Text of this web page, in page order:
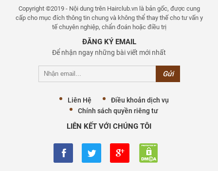
Copyright ©2019 - Nội dung trên Hairclub.vn là bản gốc, được cung
cấp cho mục đích thông tin chung và không thể thay thế cho tư vấn y
tế chuyên nghiệp, chẩn đoán hoặc điều trị
ĐĂNG KÝ EMAIL
Để nhận ngay những bài viết mới nhất
Liên Hệ
Điều khoản dịch vụ
Chính sách quyền riêng tư
LIÊN KẾT VỚI CHÚNG TÔI